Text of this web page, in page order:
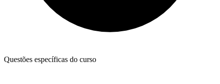
Questões específicas do curso